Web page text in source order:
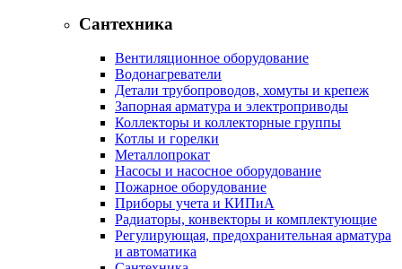
Сантехника
Вентиляционное оборудование
Водонагреватели
Детали трубопроводов, хомуты и крепеж
Запорная арматура и электроприводы
Коллекторы и коллекторные группы
Котлы и горелки
Металлопрокат
Насосы и насосное оборудование
Пожарное оборудование
Приборы учета и КИПиА
Радиаторы, конвекторы и комплектующие
Регулирующая, предохранительная арматура
и автоматика